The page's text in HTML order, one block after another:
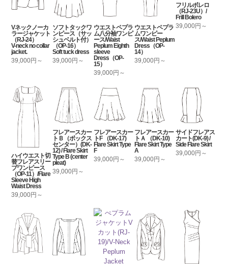
Vネックノーカ
ラージャケット
（RJ-24）
V-neck no collar
jacket.
39,000円～
ソフトタックワ
ンピース（サッ
シュベルト付）
（OP-16）
Soft tuck dress
39,000円～
ウエストペプラ
ム八分袖ワンピ
ース/Waist
Peplum Eighth
sleeve
Dress（OP-
15）
39,000円～
ウエストペプラ
ムワンピー
ス/Waist Peplum
Dress（OP-
14）
39,000円～
フリルボレロ
（RJ-23U）/
Frill Bolero
39,000円～
ハイウエスト切
替フレアスリー
ブワンピース
（OP-11）/Flare
Sleeve High
Waist Dress
39,000円～
フレアースカー
トＢ（ボックス
センター）(DK-
12) / Flare Skirt
Type B (center
pleat)
39,000円～
フレアースカー
トF （DK-17)
Flare Skirt Type
F
39,000円～
フレアースカー
トＡ （DK-10)
Flare Skirt Type
A
39,000円～
サイドフレアス
カート(DK-9) /
Side Flare Skirt
39,000円～